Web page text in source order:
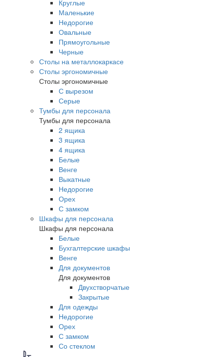
Круглые
Маленькие
Недорогие
Овальные
Прямоугольные
Черные
Столы на металлокаркасе
Столы эргономичные
Столы эргономичные
С вырезом
Серые
Тумбы для персонала
Тумбы для персонала
2 ящика
3 ящика
4 ящика
Белые
Венге
Выкатные
Недорогие
Орех
С замком
Шкафы для персонала
Шкафы для персонала
Белые
Бухгалтерские шкафы
Венге
Для документов
Для документов
Двухстворчатые
Закрытые
Для одежды
Недорогие
Орех
С замком
Со стеклом